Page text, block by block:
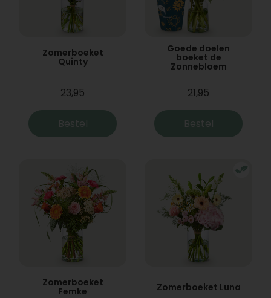
Zomerboeket
Quinty
23,95
Bestel
Goede doelen
boeket de
Zonnebloem
21,95
Bestel
Zomerboeket
Femke Zomerboeket Luna